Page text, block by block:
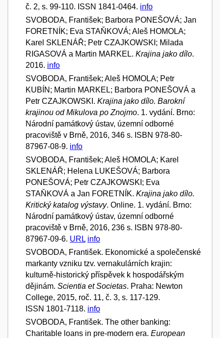
č. 2, s. 99-110. ISSN 1841-0464. info
SVOBODA, František; Barbora PONEŠOVÁ; Jan
FORETNÍK; Eva STAŇKOVÁ; Aleš HOMOLA;
Karel SKLENÁŘ; Petr CZAJKOWSKI; Milada
RIGASOVÁ a Martin MARKEL. Krajina jako dílo.
2016. info
SVOBODA, František; Aleš HOMOLA; Petr
KUBÍN; Martin MARKEL; Barbora PONEŠOVÁ a
Petr CZAJKOWSKI. Krajina jako dílo. Barokní
krajinou od Mikulova po Znojmo. 1. vydání. Brno:
Národní památkový ústav, územní odborné
pracoviště v Brně, 2016, 346 s. ISBN 978-80-
87967-08-9. info
SVOBODA, František; Aleš HOMOLA; Karel
SKLENÁŘ; Helena LUKEŠOVÁ; Barbora
PONEŠOVÁ; Petr CZAJKOWSKI; Eva
STAŇKOVÁ a Jan FORETNÍK. Krajina jako dílo.
Kritický katalog výstavy. Online. 1. vydání. Brno:
Národní památkový ústav, územní odborné
pracoviště v Brně, 2016, 236 s. ISBN 978-80-
87967-09-6. URL info
SVOBODA, František. Ekonomické a společenské
markanty vzniku tzv. vernakulárních krajin:
kulturně-historický příspěvek k hospodářským
dějinám. Scientia et Societas. Praha: Newton
College, 2015, roč. 11, č. 3, s. 117-129.
ISSN 1801-7118. info
SVOBODA, František. The other banking:
Charitable loans in pre-modern era. European